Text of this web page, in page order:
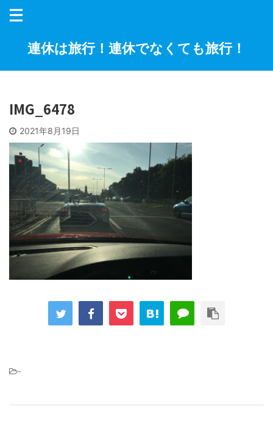
連休は旅行！連休でなくても旅行！
IMG_6478
2021年8月19日
-